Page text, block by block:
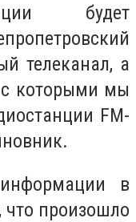
будет
телеканал, а
которыми мы
FM-
в
что произошло